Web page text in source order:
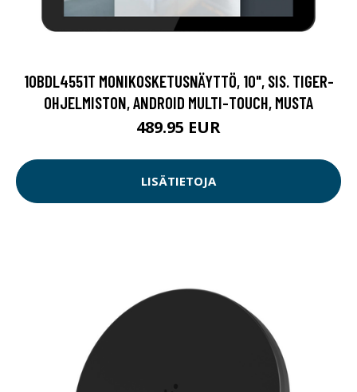
10BDL4551T MONIKOSKETUSNÄYTTÖ, 10", SIS. TIGER-
OHJELMISTON, ANDROID MULTI-TOUCH, MUSTA
489.95 EUR
LISÄTIETOJA